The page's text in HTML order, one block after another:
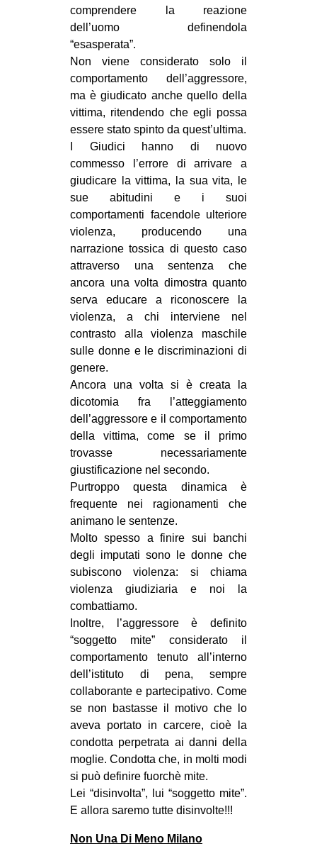
comprendere la reazione
dell’uomo definendola
“esasperata”.
Non viene considerato solo il
comportamento dell’aggressore,
ma è giudicato anche quello della
vittima, ritendendo che egli possa
essere stato spinto da quest’ultima.
I Giudici hanno di nuovo
commesso l’errore di arrivare a
giudicare la vittima, la sua vita, le
sue abitudini e i suoi
comportamenti facendole ulteriore
violenza, producendo una
narrazione tossica di questo caso
attraverso una sentenza che
ancora una volta dimostra quanto
serva educare a riconoscere la
violenza, a chi interviene nel
contrasto alla violenza maschile
sulle donne e le discriminazioni di
genere.
Ancora una volta si è creata la
dicotomia fra l’atteggiamento
dell’aggressore e il comportamento
della vittima, come se il primo
trovasse necessariamente
giustificazione nel secondo.
Purtroppo questa dinamica è
frequente nei ragionamenti che
animano le sentenze.
Molto spesso a finire sui banchi
degli imputati sono le donne che
subiscono violenza: si chiama
violenza giudiziaria e noi la
combattiamo.
Inoltre, l’aggressore è definito
“soggetto mite” considerato il
comportamento tenuto all’interno
dell’istituto di pena, sempre
collaborante e partecipativo. Come
se non bastasse il motivo che lo
aveva portato in carcere, cioè la
condotta perpetrata ai danni della
moglie. Condotta che, in molti modi
si può definire fuorchè mite.
Lei “disinvolta”, lui “soggetto mite”.
E allora saremo tutte disinvolte!!!
Non Una Di Meno Milano